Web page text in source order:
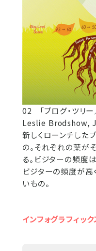
02 「ブログ・ツリ
Leslie Brodshow,
新しくローンチした
の。それぞれの葉が
る。ビジターの頻度
ビジターの頻度が高
いもの。
インフォグラフィッ